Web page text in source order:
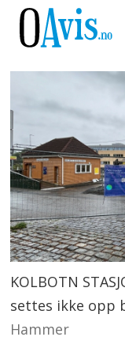
KOLBOTN
settes ikke opp
Hammer